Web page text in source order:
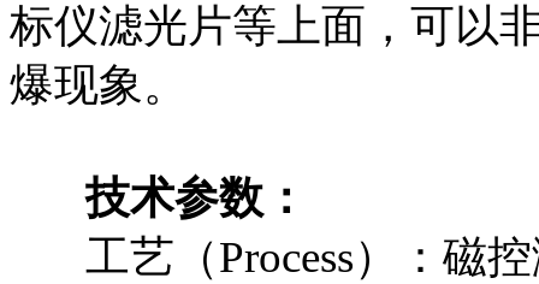
标仪滤光片等上面，可以
爆现象。
技术参数：
工艺（Process）：磁控